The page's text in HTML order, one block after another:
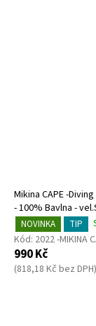
Mikina CAPE -
- 100% Bavlna -
NOVINKA TIP
Kód: 2022 -MIKINA
990 Kč
(818,18 Kč bez DPH)